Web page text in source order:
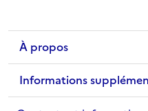
À propos
Informations